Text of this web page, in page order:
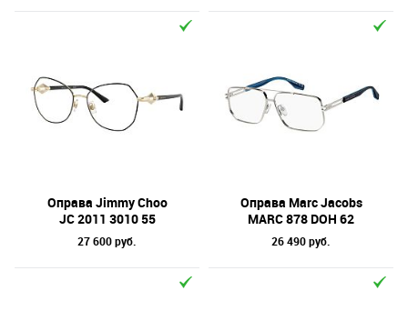
Оправа Jimmy Choo
JC 2011 3010 55
27 600 руб.
Оправа Marc Jacobs
MARC 878 DOH 62
26 490 руб.